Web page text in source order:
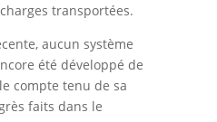
transportées.
aucun système
été développé de
compte tenu de sa
faits dans le